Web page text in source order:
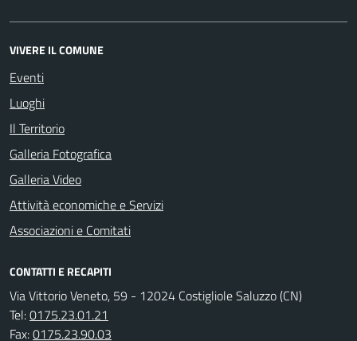
VIVERE IL COMUNE
Eventi
Luoghi
Il Territorio
Galleria Fotografica
Galleria Video
Attività economiche e Servizi
Associazioni e Comitati
CONTATTI E RECAPITI
Via Vittorio Veneto, 59 - 12024 Costigliole Saluzzo (CN)
Tel:0175.23.01.21
Fax:0175.23.90.03